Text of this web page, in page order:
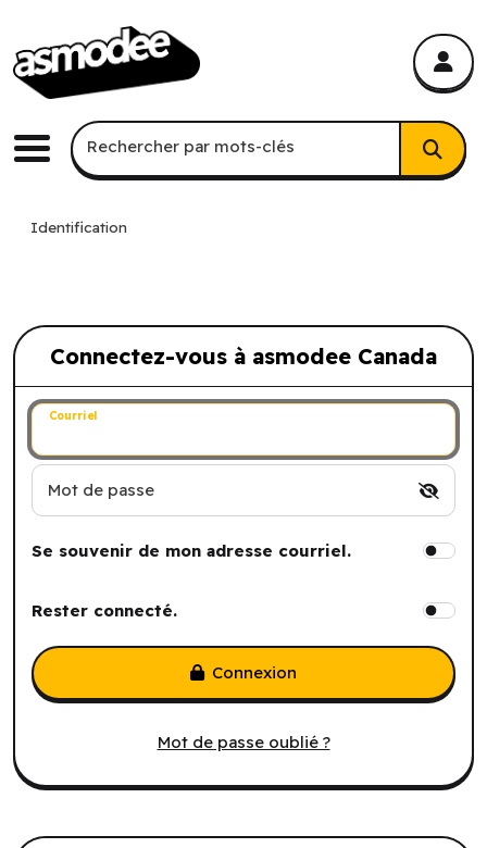
Menu
Recherche par mots-clés
Rechercher par mots-clés
Identification
Connectez-vous à asmodee Canada
Connectez-vous à asmodee Canada
Courriel
Mot de passe
Se souvenir de mon adresse courriel.
Rester connecté.
Mot de passe oublié ?
Connexion